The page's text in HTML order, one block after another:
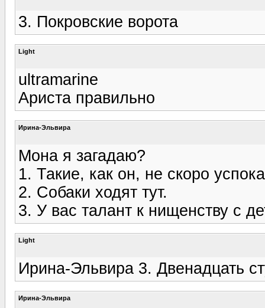
3. Покровские ворота
Light
ultramarine
Ариста правильно
Ирина-Эльвира
Мона я загадаю?
1. Такие, как он, не скоро
2. Собаки ходят тут.
3. У вас талант к нищенству с
Light
Ирина-Эльвира 3. Двенадцать
Ирина-Эльвира